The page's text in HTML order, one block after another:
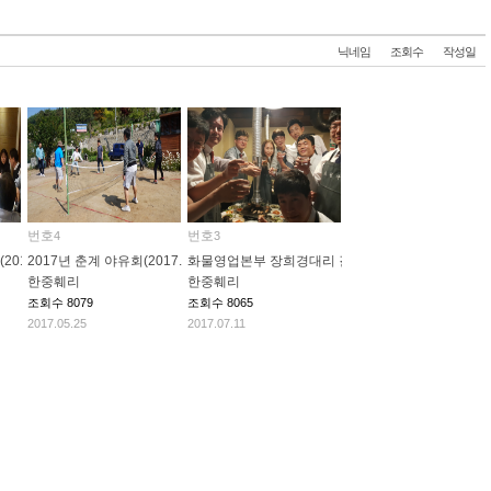
닉네임 조회수 작성일
번호4
2017년 춘계 야유회(2017.5.20~21)
한중훼리
조회수 8079
2017.05.25
번호3
화물영업본부 장희경대리 결혼(2017.6.10)
한중훼리
조회수 8065
2017.07.11